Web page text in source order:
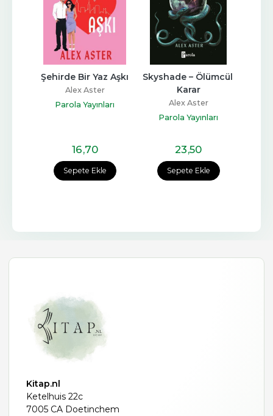
Sepete Ekle
Şehirde Bir Yaz Aşkı
Alex Aster
Parola Yayınları
16,70
Sepete Ekle
Skyshade – Ölümcül
Karar
Alex Aster
Parola Yayınları
23,50
Kitap.nl
Ketelhuis 22c
7005 CA Doetinchem